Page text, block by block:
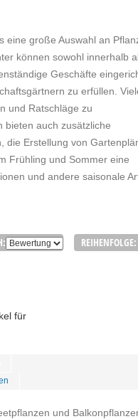
große Auswahl an
können sowohl innerhalb
Geschäfte
zu erfüllen.
und Ratschläge zu
bieten auch zusätzliche
die Erstellung von
Frühling und Sommer eine
und andere saisonale
REIHENFOLGE:
für
und